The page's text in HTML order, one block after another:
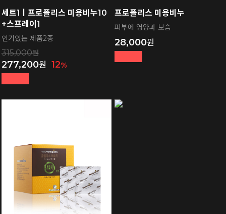
세트1ㅣ프로폴리스 미용비누10
+스프레이1
인기있는 제품2종
277,200
315,000
12
프로폴리스 미용비누
피부에 영양과 보습
28,000